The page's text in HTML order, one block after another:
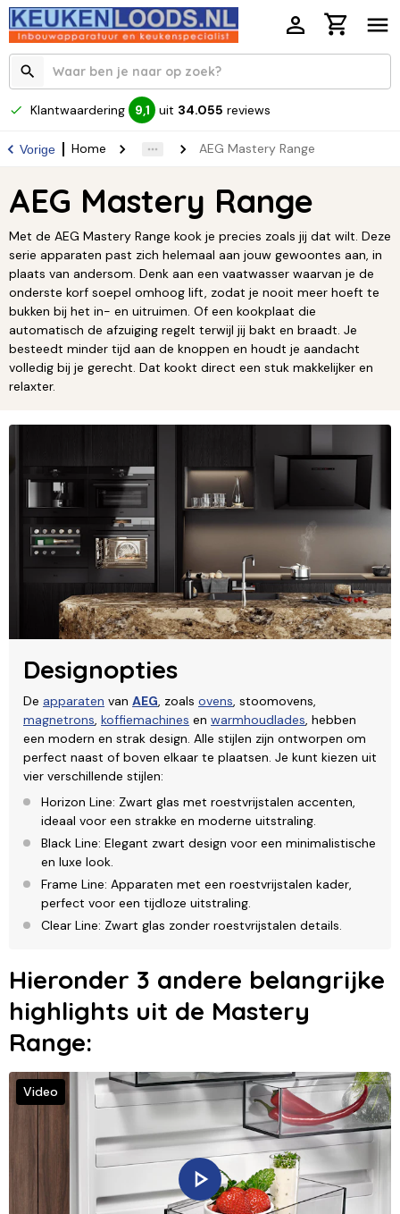
Klantwaardering 9,1 uit 34.055 reviews
Vorige Home AEG Mastery Range
AEG Mastery Range
Met de AEG Mastery Range kook je precies zoals jij dat wilt. Deze
serie apparaten past zich helemaal aan jouw gewoontes aan, in
plaats van andersom. Denk aan een vaatwasser waarvan je de
onderste korf soepel omhoog lift, zodat je nooit meer hoeft te
bukken bij het in- en uitruimen. Of een kookplaat die
automatisch de afzuiging regelt terwijl jij bakt en braadt. Je
besteedt minder tijd aan de knoppen en houdt je aandacht
volledig bij je gerecht. Dat kookt direct een stuk makkelijker en
relaxter.
Designopties
De apparaten van AEG, zoals ovens, stoomovens,
magnetrons, koffiemachines en warmhoudlades, hebben
een modern en strak design. Alle stijlen zijn ontworpen om
perfect naast of boven elkaar te plaatsen. Je kunt kiezen uit
vier verschillende stijlen:
Horizon Line: Zwart glas met roestvrijstalen accenten,
ideaal voor een strakke en moderne uitstraling.
Black Line: Elegant zwart design voor een minimalistische
en luxe look.
Frame Line: Apparaten met een roestvrijstalen kader,
perfect voor een tijdloze uitstraling.
Clear Line: Zwart glas zonder roestvrijstalen details.
Hieronder 3 andere belangrijke
highlights uit de Mastery
Range:
Video